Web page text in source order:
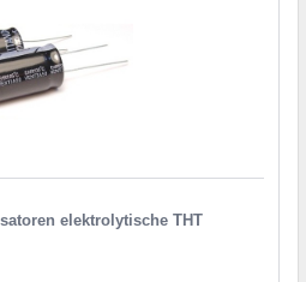
elektrolytische THT